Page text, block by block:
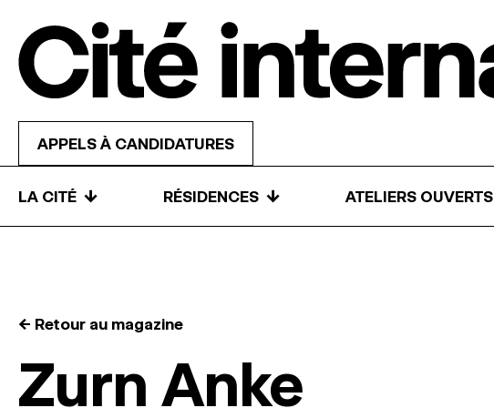
APPELS À CANDIDATURES
LA CITÉ ↓ RÉSIDENCES ↓ ATELIERS OUVERTS
← Retour au magazine
Zurn Anke